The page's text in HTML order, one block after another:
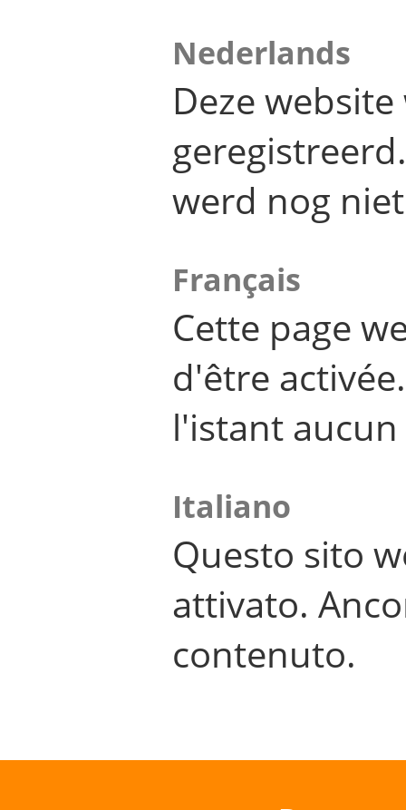
Nederlands
Deze
werd nog
Français
Cette page
d'être
l'istant
Italiano
Questo sito
attivato.
contenuto.